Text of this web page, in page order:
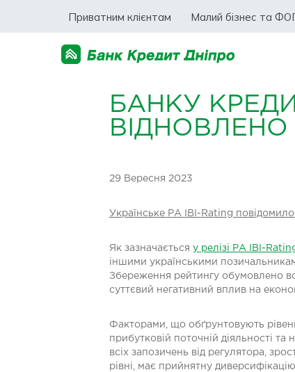
Приватним клієнтам Малий бізнес та
БАНКУ
ВІДНОВЛЕНО
29 Вересня 2023
Українське РА IBI-Rating
Як зазначається у релізі РА IBI-
іншими українськими
Збереження рейтингу обумовлено
суттєвий негативний вплив на
Факторами, що обґрунтовують
прибутковій поточній діяльності
всіх запозичень від регулятора,
рівні, має прийнятну